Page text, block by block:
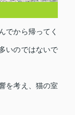
でから帰ってく
いのではないで
を考え、猫の室